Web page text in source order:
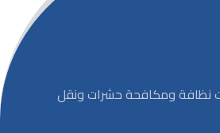
نظافة ومكافحة حشرات ونقل